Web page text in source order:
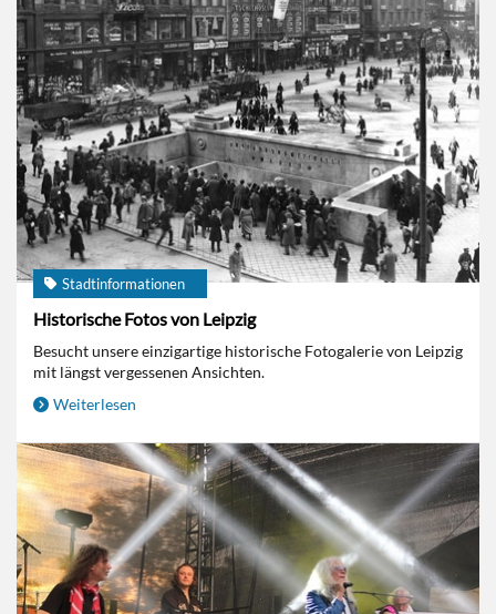
Stadtinformationen
Historische Fotos von Leipzig
Besucht unsere einzigartige historische Fotogalerie von Leipzig
mit längst vergessenen Ansichten.
Weiterlesen